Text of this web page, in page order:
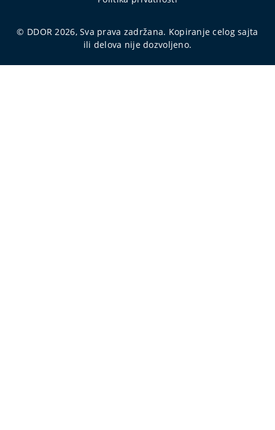
© DDOR 2026, Sva prava zadržana. Kopiranje celog sajta
ili delova nije dozvoljeno.